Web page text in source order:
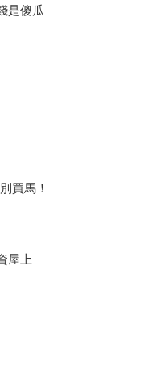
是傻瓜
買馬！
屋上